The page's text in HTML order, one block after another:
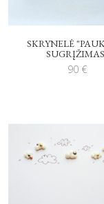
SKRYNELĖ
90 €